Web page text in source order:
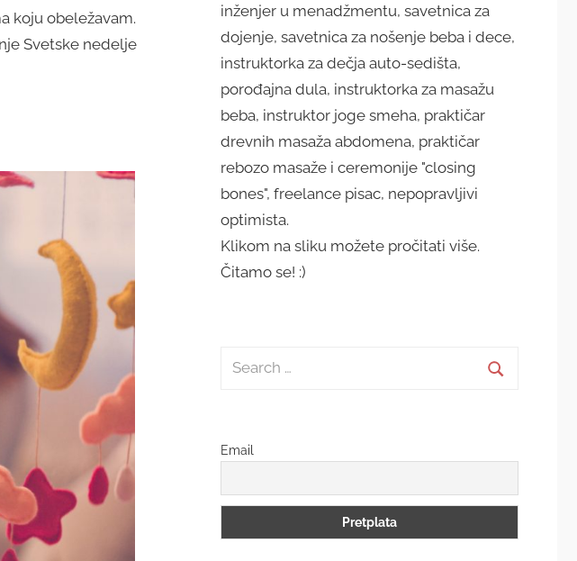
koju obeležavam.
Svetske nedelje
inženjer u menadžmentu, savetnica za
dojenje, savetnica za nošenje beba i dece,
instruktorka za dečja auto-sedišta,
porođajna dula, instruktorka za masažu
beba, instruktor joge smeha, praktičar
drevnih masaža abdomena, praktičar
rebozo masaže i ceremonije "closing
bones", freelance pisac, nepopravljivi
optimista.
Klikom na sliku možete pročitati više.
Čitamo se! :)
Search
Email